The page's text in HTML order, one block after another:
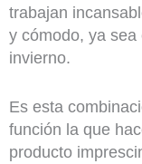
trabajan
y cómodo, ya
invierno.
Es esta
función la que
producto